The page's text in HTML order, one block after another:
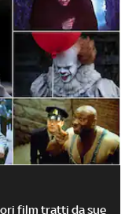
film tratti da sue